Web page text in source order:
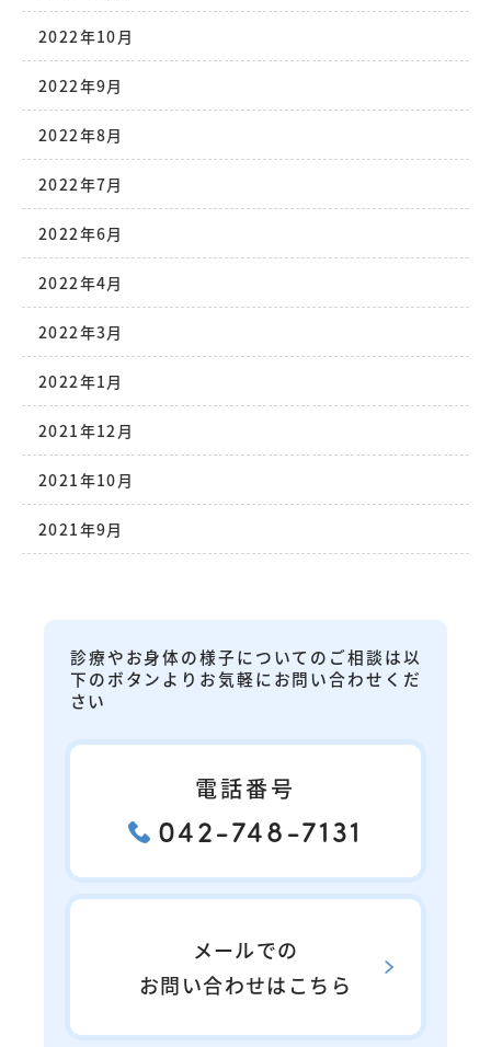
2022年10月
2022年9月
2022年8月
2022年7月
2022年6月
2022年4月
2022年3月
2022年1月
2021年12月
2021年10月
2021年9月
診療やお身体の様子についてのご相談は以
下のボタンよりお気軽にお問い合わせくだ
さい
電話番号
042-748-7131
メールでの
お問い合わせはこちら